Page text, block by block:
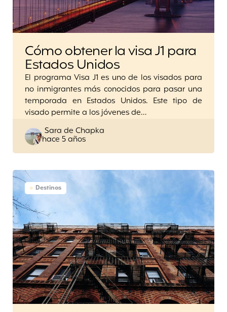
Cómo obtener la visa J1 para
Estados Unidos
El programa Visa J1 es uno de los visados para
no inmigrantes más conocidos para pasar una
temporada en Estados Unidos. Este tipo de
visado permite a los jóvenes de…
Posted
by
Sara de Chapka
hace 5 años
Destinos